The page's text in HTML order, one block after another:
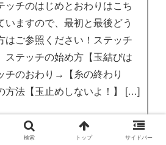
ッチのはじめとおわりはこち
いますので、最初と最後どう
はご参照ください！ステッチ
テッチの始め方【玉結びは
チのおわり→【糸の終わり
方法【玉止めしないよ！】 […]
ッチをしてみよう！【刺繍の縫
検索 トップ サイドバー